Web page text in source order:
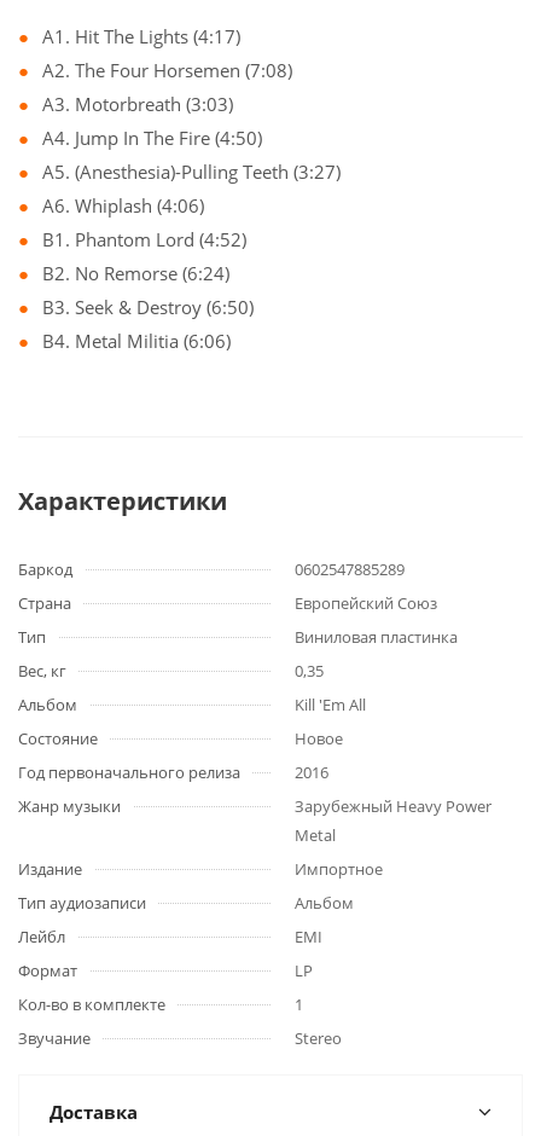
A1. Hit The Lights (4:17)
A2. The Four Horsemen (7:08)
A3. Motorbreath (3:03)
A4. Jump In The Fire (4:50)
A5. (Anesthesia)-Pulling Teeth (3:27)
A6. Whiplash (4:06)
B1. Phantom Lord (4:52)
B2. No Remorse (6:24)
B3. Seek & Destroy (6:50)
B4. Metal Militia (6:06)
Характеристики
Баркод
0602547885289
Страна
Европейский Союз
Тип
Виниловая пластинка
Вес, кг
0,35
Альбом
Kill 'Em All
Состояние
Новое
Год первоначального релиза
2016
Жанр музыки
Зарубежный Heavy Power
Metal
Издание
Импортное
Тип аудиозаписи
Альбом
Лейбл
EMI
Формат
LP
Кол-во в комплекте
1
Звучание
Stereo
Доставка